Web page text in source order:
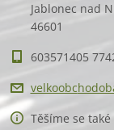
Jablonec nad
46601
603571405
velkoobc
Těšíme se